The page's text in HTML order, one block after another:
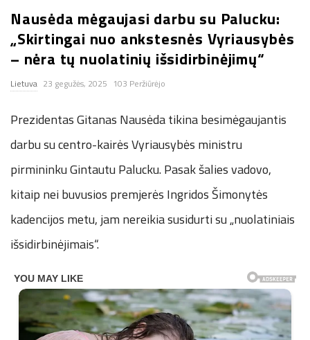
n
.
n
e
t
Nausėda mėgaujasi darbu su Palucku:
„Skirtingai nuo ankstesnės Vyriausybės
– nėra tų nuolatinių išsidirbinėjimų“
Lietuva 23 gegužės, 2025 103 Peržiūrėjo
Prezidentas Gitanas Nausėda tikina besimėgaujantis
darbu su centro-kairės Vyriausybės ministru
pirmininku Gintautu Palucku. Pasak šalies vadovo,
kitaip nei buvusios premjerės Ingridos Šimonytės
kadencijos metu, jam nereikia susidurti su „nuolatiniais
išsidirbinėjimais“.